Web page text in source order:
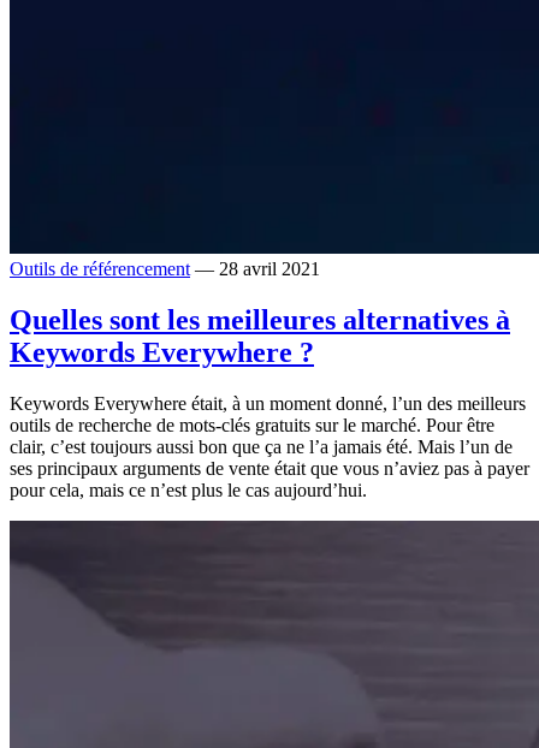
Outils de référencement — 28 avril 2021
Quelles sont les meilleures alternatives à
Keywords Everywhere ?
Keywords Everywhere était, à un moment donné, l’un des meilleurs
outils de recherche de mots-clés gratuits sur le marché. Pour être
clair, c’est toujours aussi bon que ça ne l’a jamais été. Mais l’un de
ses principaux arguments de vente était que vous n’aviez pas à payer
pour cela, mais ce n’est plus le cas aujourd’hui.